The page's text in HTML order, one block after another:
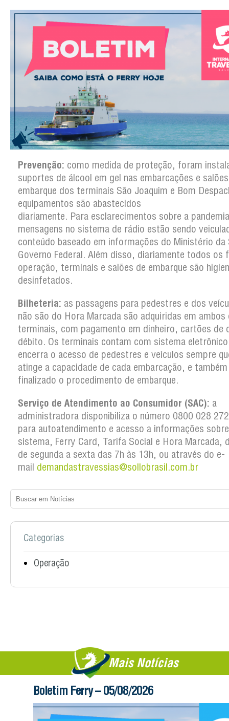
Prevenção: como medida de proteção, foram
suportes de álcool em gel nas embarcações e
embarque dos terminais São Joaquim e Bom
equipamentos são abastecidos
diariamente. Para esclarecimentos sobre a
mensagens no sistema de rádio estão sendo
conteúdo baseado em informações do Ministério da
Governo Federal. Além disso, diariamente todos os
operação, terminais e salões de embarque são
desinfetados.
Bilheteria: as passagens para pedestres e dos
não são do Hora Marcada são adquiridas em ambos
terminais, com pagamento em dinheiro, cartões de
débito. Os terminais contam com sistema
encerra o acesso de pedestres e veículos sempre
atinge a capacidade de cada embarcação, e
finalizado o procedimento de embarque.
Serviço de Atendimento ao Consumidor (SAC): a
administradora disponibiliza o número 0800 028
para autoatendimento e acesso a informações
sistema, Ferry Card, Tarifa Social e Hora Marcada,
de segunda a sexta das 7h às 13h, ou através do e-
mail demandastravessias@sollobrasil.com.br
Categorias
Operação
Mais Notícias
Boletim Ferry – 05/08/2026